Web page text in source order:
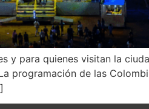
y para quienes visitan la
programación de las